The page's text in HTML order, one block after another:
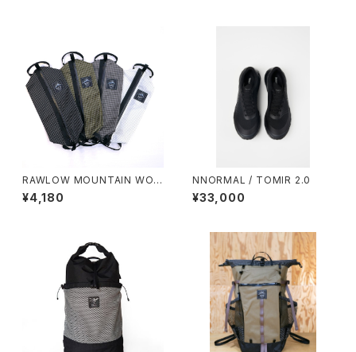
RAWLOW MOUNTAIN WOR
KS / STORAGE SACK（M）
¥4,180
NNORMAL / TOMIR 2.0
¥33,000